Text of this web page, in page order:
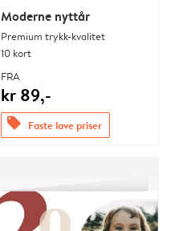
Moderne nyttår
Premium trykk-kvalitet
10 kort
FRA
kr 89,-
offers Faste lave priser